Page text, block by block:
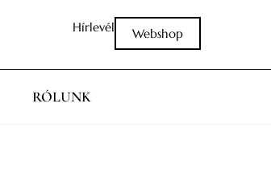
Hírlevél Webshop
RÓLUNK